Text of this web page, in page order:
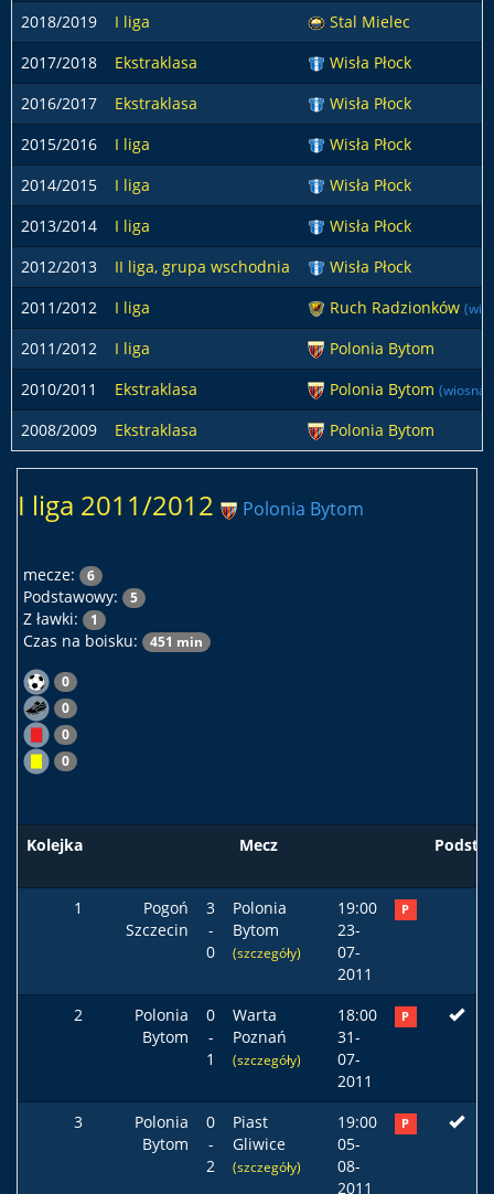
2018/2019 I liga
Stal Mielec
2017/2018
Ekstraklasa
Wisła Płock
2016/2017
Ekstraklasa
Wisła Płock
2015/2016
I liga
Wisła Płock
2014/2015
I liga
Wisła Płock
2013/2014
I liga
Wisła Płock
2012/2013
II liga, grupa wschodnia
Wisła Płock
2011/2012
I liga Ruch Radzionków
2011/2012 I liga
Polonia Bytom
2010/2011
Ekstraklasa Polonia Bytom (wiosna)
2008/2009 Ekstraklasa Polonia Bytom
I liga 2011/2012 Polonia Bytom
mecze: 6
Podstawowy: 5
Z ławki: 1
Czas na boisku: 451 min
0
0
0
0
Kolejka Mecz Podst
1
Pogoń
Szczecin
3
-
0
Polonia
Bytom
(szczegóły)
19:00
23-
07-
2011
P
2
Polonia
Bytom
0
-
1
Warta
Poznań
(szczegóły)
18:00
31-
07-
2011
P
3
Polonia
Bytom
0
-
2
Piast
Gliwice
(szczegóły)
19:00
05-
08-
2011
P